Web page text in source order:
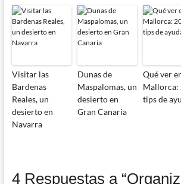
Visitar las
Bardenas
Reales, un
desierto en
Navarra
Dunas de
Maspalomas, un
desierto en
Gran Canaria
Qué ver
Mallorca:
tips de
4 Respuestas a